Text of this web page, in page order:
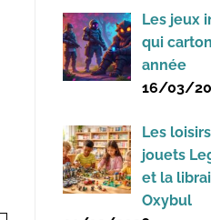
Les jeux
qui
année
16/03/
Les
jouets
et la
Oxybul